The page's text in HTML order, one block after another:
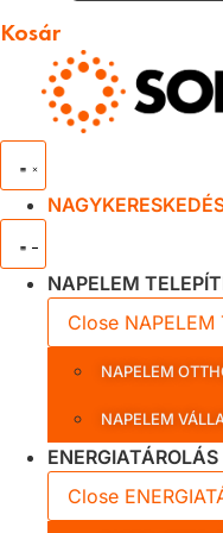
Kosár
NAPELEM
Close NAPELEM
NAPELEM
NAPELEM
ENERGIATÁROLÁS
Close